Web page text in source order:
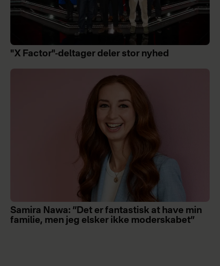
"X Factor"-deltager deler stor nyhed
Samira Nawa: ”Det er fantastisk at have min
familie, men jeg elsker ikke moderskabet”